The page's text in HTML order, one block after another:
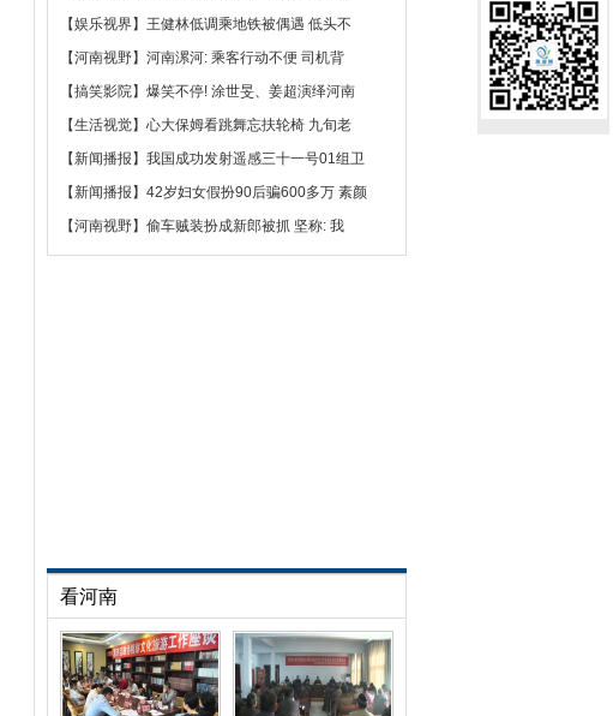
【娱乐视界】 王健林低调乘地铁被偶遇 低头不
【河南视野】 河南漯河: 乘客行动不便 司机背
【搞笑影院】 爆笑不停! 涂世旻、姜超演绎河南
【生活视觉】 心大保姆看跳舞忘扶轮椅 九旬老
【新闻播报 】 我国成功发射遥感三十一号01组卫
【新闻播报 】 42岁妇女假扮90后骗600多万 素颜
【河南视野】 偷车贼装扮成新郎被抓 坚称: 我
看河南